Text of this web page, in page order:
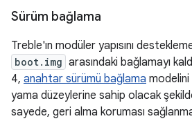
Sürüm bağlama
Treble'ın modüler yapısını
boot.img arasındaki bağlamayı
4, anahtar sürümü bağlama modelini
yama düzeylerine sahip olacak
sayede, geri alma koruması